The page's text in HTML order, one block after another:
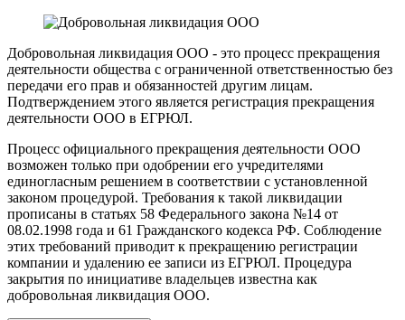
Добровольная ликвидация ООО - это процесс прекращения
деятельности общества с ограниченной ответственностью без
передачи его прав и обязанностей другим лицам.
Подтверждением этого является регистрация прекращения
деятельности ООО в ЕГРЮЛ.
Процесс официального прекращения деятельности ООО
возможен только при одобрении его учредителями
единогласным решением в соответствии с установленной
законом процедурой. Требования к такой ликвидации
прописаны в статьях 58 Федерального закона №14 от
08.02.1998 года и 61 Гражданского кодекса РФ. Соблюдение
этих требований приводит к прекращению регистрации
компании и удалению ее записи из ЕГРЮЛ. Процедура
закрытия по инициативе владельцев известна как
добровольная ликвидация ООО.